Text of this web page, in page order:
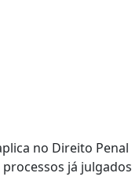
no Direito Penal
já julgados